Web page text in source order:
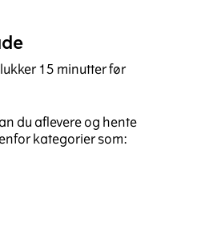
15 minutter før
du aflevere og hente
kategorier som: